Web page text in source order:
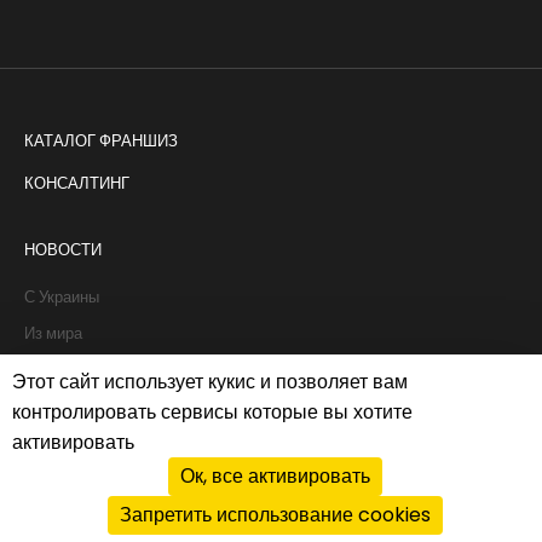
КАТАЛОГ ФРАНШИЗ
КОНСАЛТИНГ
НОВОСТИ
С Украины
Из мира
Интервью
Истории франчайзи
Рапорты
Политика cookies|Privacy policy
Этот сайт использует кукис и позволяет вам
контролировать сервисы которые вы хотите
активировать
Ок, все активировать
Запретить использование cookies